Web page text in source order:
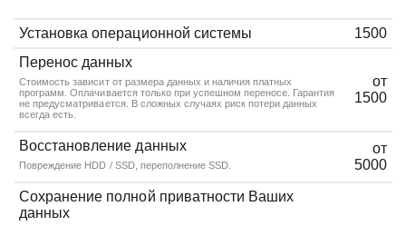
Установка операционной системы
1500
Перенос данных
Стоимость зависит от размера данных и наличия платных
программ. Оплачивается только при успешном переносе. Гарантия
не предусматривается. В сложных случаях риск потери данных
всегда есть.
от
1500
Восстановление данных
Повреждение HDD / SSD, переполнение SSD.
от
5000
Сохранение полной приватности Ваших
данных